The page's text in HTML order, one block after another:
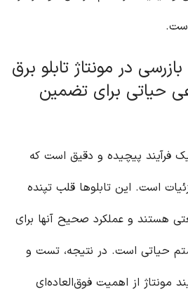
در مونتاژ تابلو برق
حیاتی برای تضمین
فرآیند پیچیده و دقیق است که
است. این تابلوها قلب تپنده
هستند و عملکرد صحیح آنها برای
حیاتی است. در نتیجه، تست و
مونتاژ از اهمیت فوق‌العاده‌ای